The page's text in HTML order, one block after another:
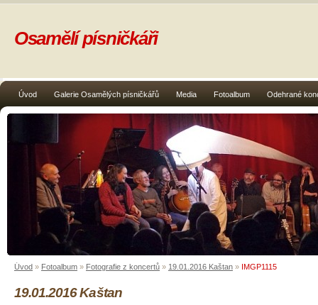
Úvod Galerie Osamělých písničkářů Media Fotoalbum Odehrané
Osamělí písničkáři
Úvod » Fotoalbum » Fotografie z koncertů » 19.01.2016 Kaštan » IMGP1115
19.01.2016 Kaštan